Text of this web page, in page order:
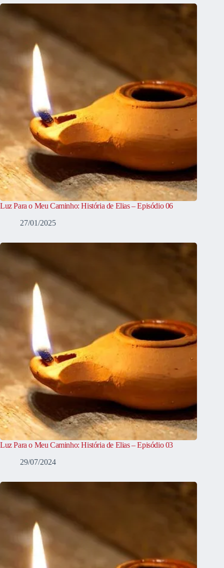
Luz Para o Meu Caminho: História de Elias – Episódio 06
27/01/2025
Luz Para o Meu Caminho: História de Elias – Episódio 03
29/07/2024